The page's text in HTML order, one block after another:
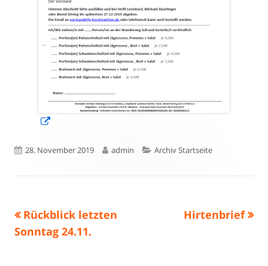
Fenster
Veröffentlicht
28. November 2019 Autor
admin Kategorien
Archiv Startseite
Beitragsnavigation
Vorheriger
Beitrag:
Rückblick letzten
Sonntag 24.11.
Nächster
Hirtenbrief